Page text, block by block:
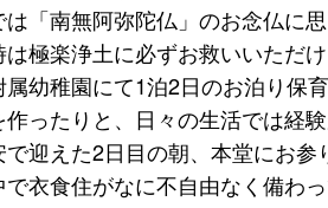
「南無阿弥陀仏」のお念仏に
極楽浄土に必ずお救いいただ
幼稚園にて1泊2日のお泊り保
ったりと、日々の生活では経
迎えた2日目の朝、本堂にお
で衣食住がなに不自由なく備わ